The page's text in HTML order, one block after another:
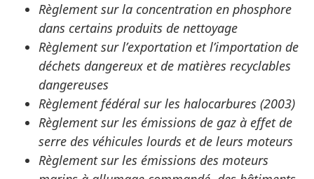
Règlement sur la concentration en phosphore
dans certains produits de nettoyage
Règlement sur l’exportation et l’importation de
déchets dangereux et de matières recyclables
dangereuses
Règlement fédéral sur les halocarbures (2003)
Règlement sur les émissions de gaz à effet de
serre des véhicules lourds et de leurs moteurs
Règlement sur les émissions des moteurs